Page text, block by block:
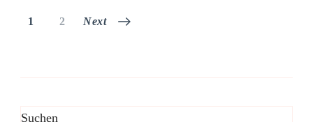
Seitennummerierung
Page
1 Page
2 Next
Suchen